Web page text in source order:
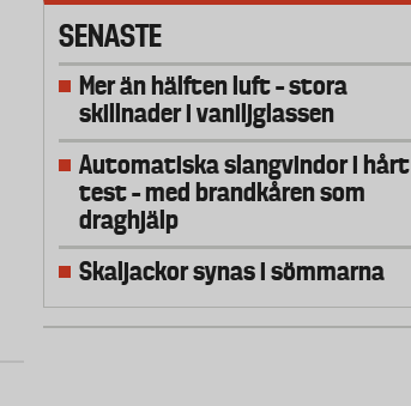
SENASTE
Mer än hälften luft – stora
skillnader i vaniljglassen
Automatiska slangvindor i hårt
test – med brandkåren som
draghjälp
Skaljackor synas i sömmarna